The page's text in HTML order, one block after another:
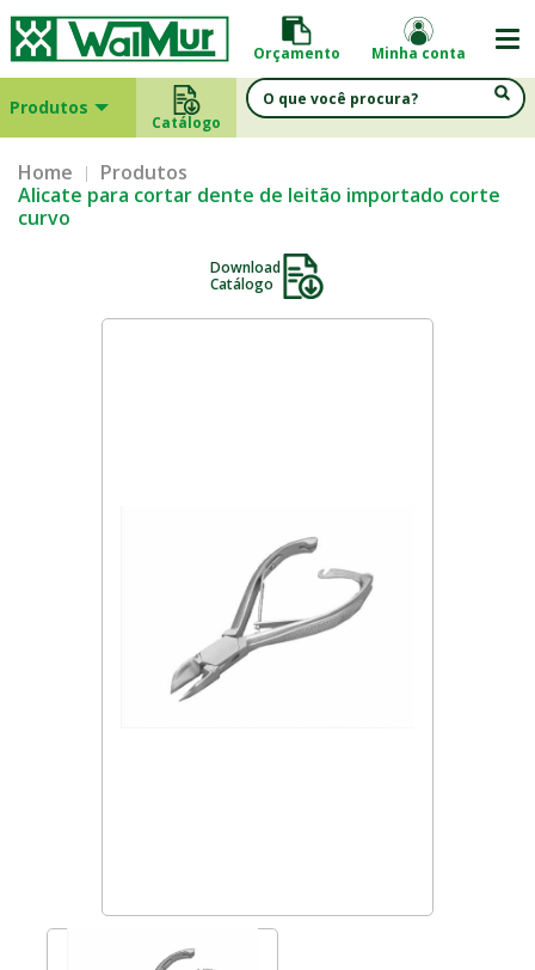
Orçamento Minha conta
Produtos
Catálogo
Home
Produtos
Alicate para cortar dente de leitão importado corte
curvo
Download
Catálogo